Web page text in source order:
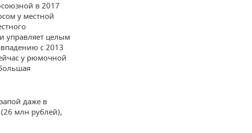
в 2017
у местной
управляет целым
с 2013
у рюмочной
даже в
млн рублей),